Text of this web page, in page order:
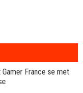
France se met